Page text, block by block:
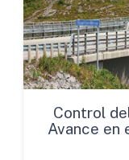
Control
Avance en